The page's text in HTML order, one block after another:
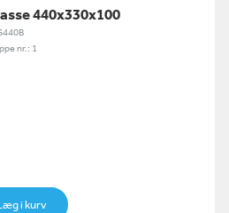
440x330x100
nr.: 1
i kurv